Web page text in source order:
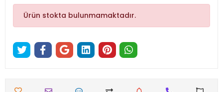
Ürün stokta bulunmamaktadır.